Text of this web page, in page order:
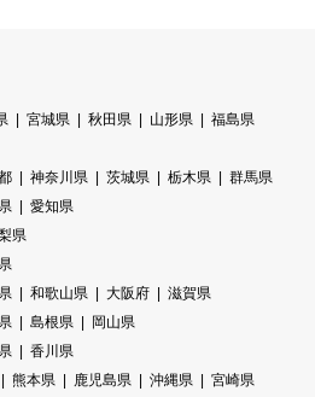
宮城県 秋田県 山形県
福島県
神奈川県 茨城県 栃木県
群馬県
愛知県
県
和歌山県 大阪府
滋賀県
島根県
岡山県
香川県
熊本県 鹿児島県 沖縄県
宮崎県